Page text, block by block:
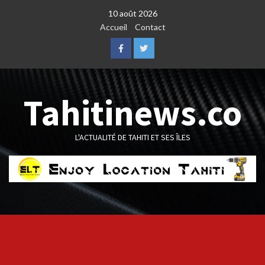
10 août 2026
Accueil
Contact
FacebookTwitter
Tahitinews.co
L'ACTUALITÉ DE TAHITI ET SES ÎLES